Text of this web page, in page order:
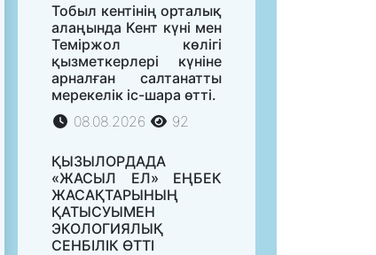
Тобыл кентінің орталық
алаңында Кент күні мен
Теміржол көлігі
қызметкерлері күніне
арналған салтанатты
мерекелік іс-шара өтті.
08.08.2026
92
ҚЫЗЫЛОРДАДА
«ЖАСЫЛ ЕЛ» ЕҢБЕК
ЖАСАҚТАРЫНЫҢ
ҚАТЫСУЫМЕН
ЭКОЛОГИЯЛЫҚ
СЕНБІЛІК ӨТТІ